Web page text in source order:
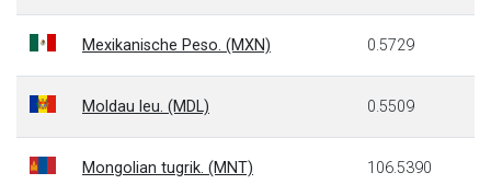
Mexikanische Peso. (MXN) 0.5729
Moldau leu. (MDL) 0.5509
Mongolian tugrik. (MNT) 106.5390